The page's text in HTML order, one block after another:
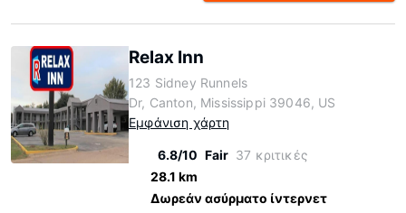
Relax Inn
123 Sidney Runnels
Dr, Canton, Mississippi 39046, US
Εμφάνιση χάρτη
6.8/10 Fair 37 κριτικές
28.1 km
Δωρεάν ασύρματο ίντερνετ